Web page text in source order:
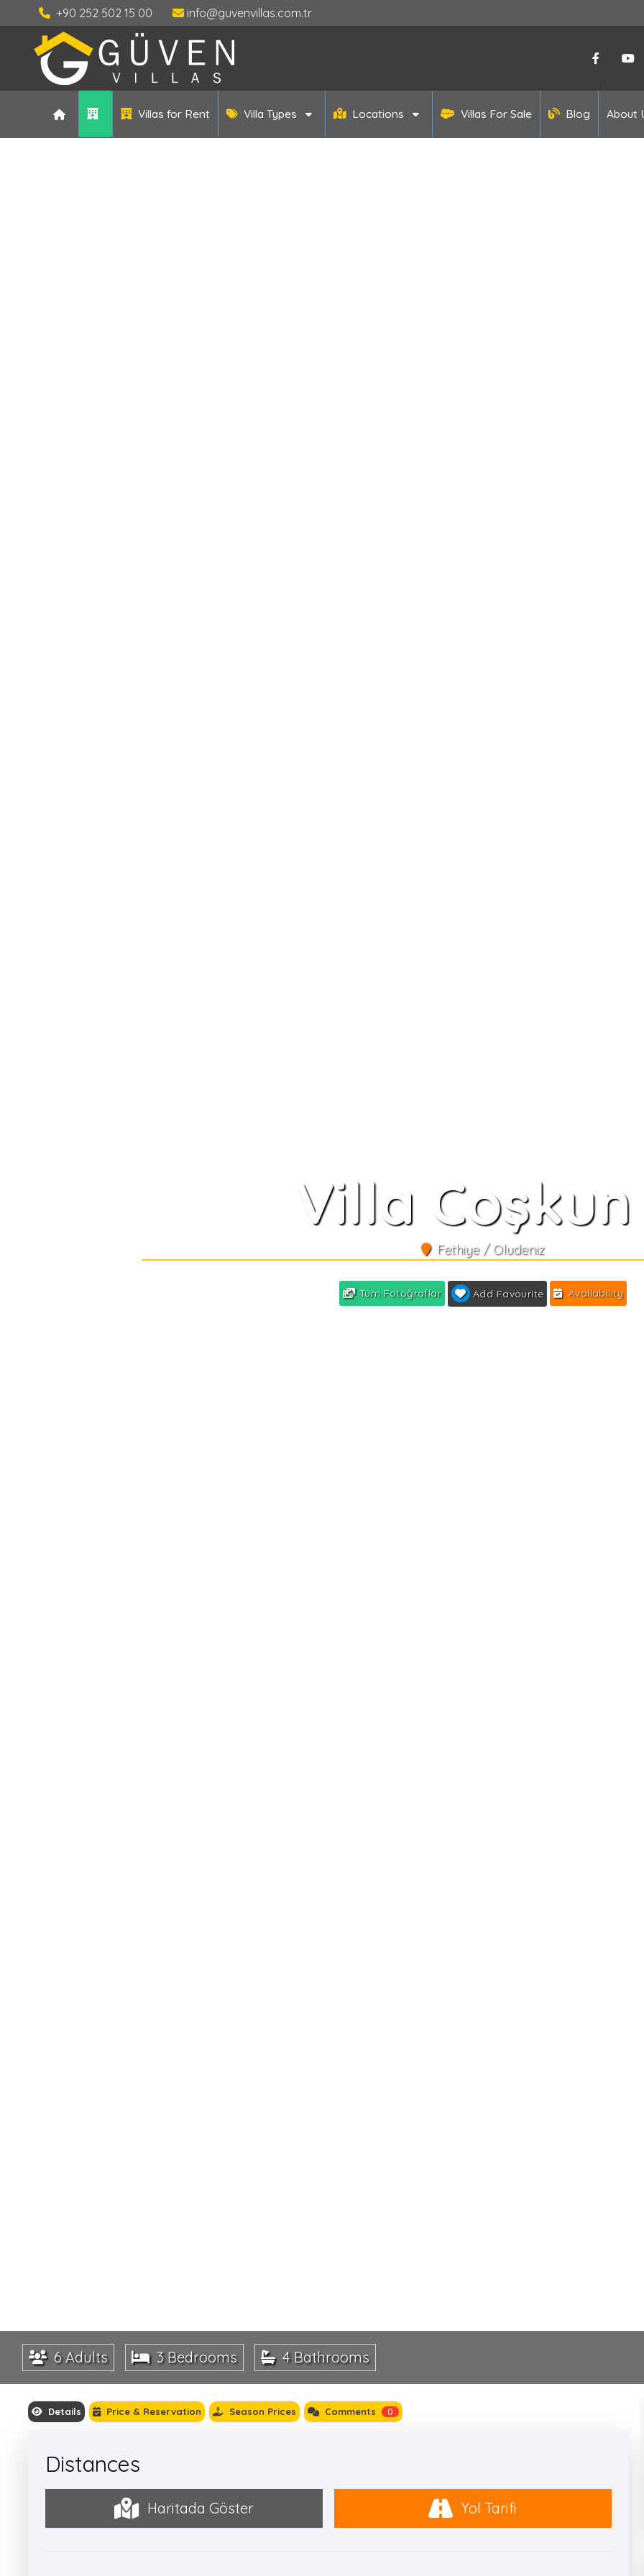
+90 252 502 15 00 info@guvenvillas.com.tr
Villas for Rent Villa Types Locations Villas For Sale Blog About
Villa Coşkun
Fethiye / Oludeniz
Tüm Fotoğraflar Add Favourite Availability
6 Adults 3 Bedrooms 4 Bathrooms
Details Price & Reservation Season Prices Comments 0
Distances
Haritada Göster Yol Tarifi